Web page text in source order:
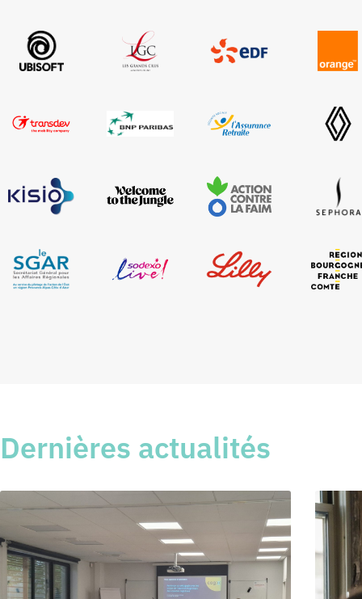
individuels et
par cette démarche
apports théoriques,
facile et très
!
Dernières actualités